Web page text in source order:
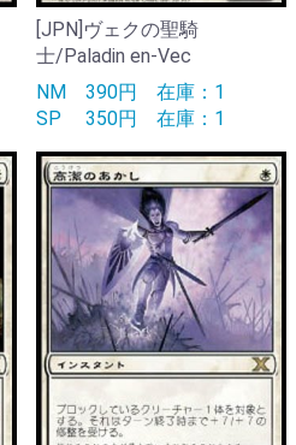
[JPN]ヴェクの聖騎
士/Paladin en-Vec
NM 390円 在庫：1
SP
350円 在庫：1